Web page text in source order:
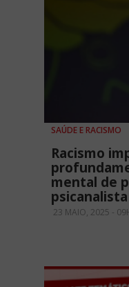
SAÚDE E RACISMO
Racismo
mental de
psicanalista
23 MAIO, 2025 -